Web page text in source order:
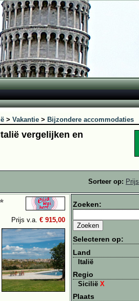
> Vakantie > Bijzondere accommodaties
vergelijken en
Sorteer op: Prijs
Prijs v.a. € 915,00
Zoeken:
Selecteren op:
Land
Italië
Regio
Sicilië X
Plaats